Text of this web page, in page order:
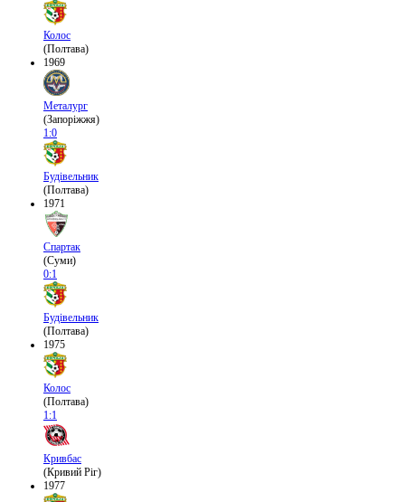
Колос
(Полтава)
1969
Металург
(Запоріжжя)
1:0
Будівельник
(Полтава)
1971
Спартак
(Суми)
0:1
Будівельник
(Полтава)
1975
Колос
(Полтава)
1:1
Кривбас
(Кривий Ріг)
1977